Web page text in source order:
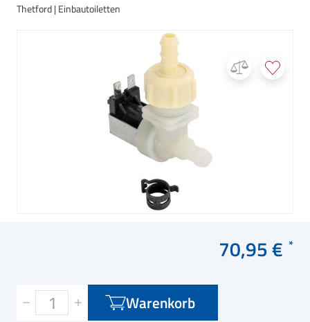
Thetford Einbautoiletten
70,95 €
Warenkorb